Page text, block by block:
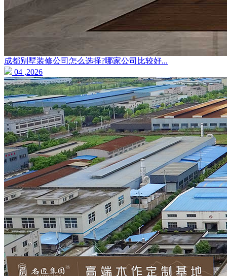
成都别墅装修公司怎么选择?哪家公司比较好...
04 ,2026